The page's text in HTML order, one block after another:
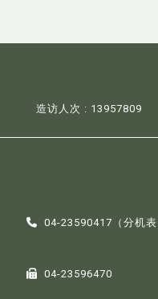
造访人次 : 13957809
04-23590417（分机表
04-23596470